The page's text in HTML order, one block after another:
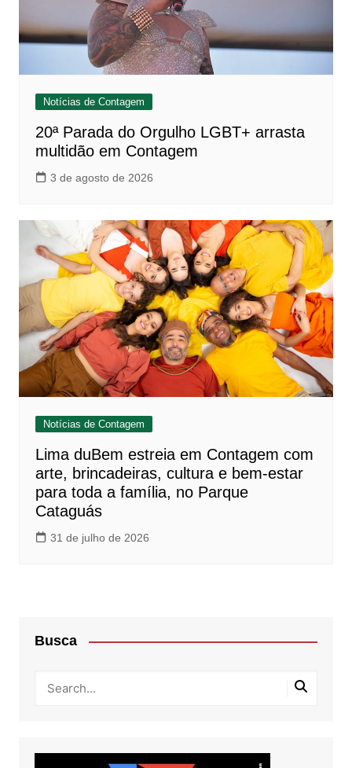
Notícias de Contagem
20ª Parada do Orgulho LGBT+ arrasta
multidão em Contagem
3 de agosto de 2026
Notícias de Contagem
Lima duBem estreia em Contagem com
arte, brincadeiras, cultura e bem-estar
para toda a família, no Parque
Cataguás
31 de julho de 2026
Busca